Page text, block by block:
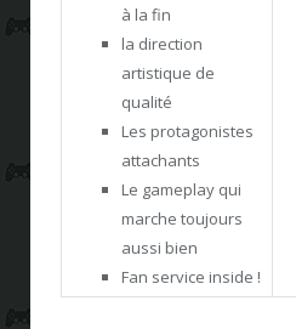
à la fin
la direction
artistique de
qualité
Les protagonistes
attachants
Le gameplay qui
marche toujours
aussi bien
Fan service inside !